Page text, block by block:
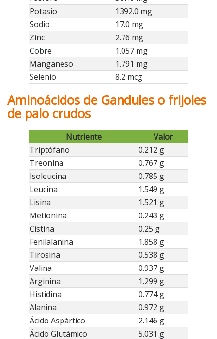
Potasio
1392.0 mg
Sodio
17.0 mg
Zinc
2.76 mg
Cobre
1.057 mg
Manganeso
1.791 mg
Selenio
8.2 mcg
Aminoácidos de Gandules o frijoles
de palo crudos
Nutriente
Valor
Triptófano
0.212 g
Treonina
0.767 g
Isoleucina
0.785 g
Leucina
1.549 g
Lisina
1.521 g
Metionina
0.243 g
Cistina
0.25 g
Fenilalanina
1.858 g
Tirosina
0.538 g
Valina
0.937 g
Arginina
1.299 g
Histidina
0.774 g
Alanina
0.972 g
Ácido Aspártico
2.146 g
Ácido Glutámico
5.031 g